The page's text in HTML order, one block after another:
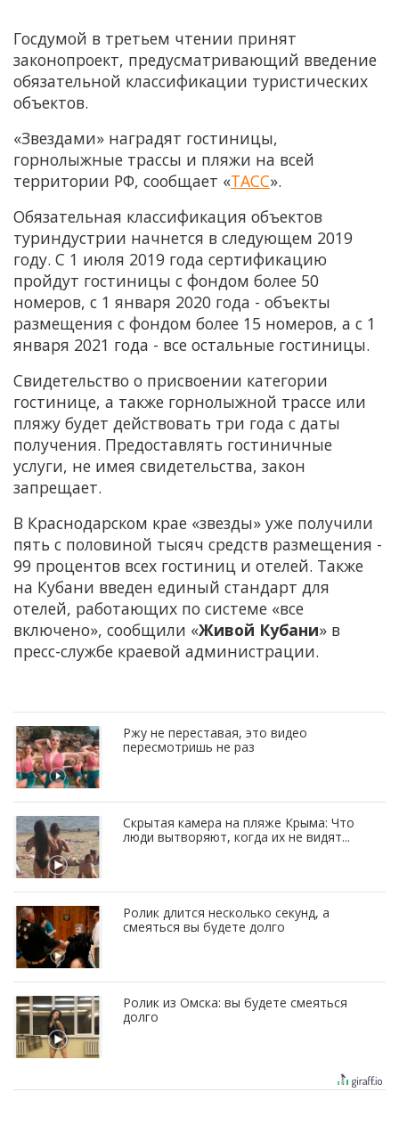
Госдумой в третьем чтении принят
законопроект, предусматривающий введение
обязательной классификации туристических
объектов.
«Звездами» наградят гостиницы,
горнолыжные трассы и пляжи на всей
территории РФ, сообщает «ТАСС».
Обязательная классификация объектов
туриндустрии начнется в следующем 2019
году. С 1 июля 2019 года сертификацию
пройдут гостиницы с фондом более 50
номеров, с 1 января 2020 года - объекты
размещения с фондом более 15 номеров, а с 1
января 2021 года - все остальные гостиницы.
Свидетельство о присвоении категории
гостинице, а также горнолыжной трассе или
пляжу будет действовать три года с даты
получения. Предоставлять гостиничные
услуги, не имея свидетельства, закон
запрещает.
В Краснодарском крае «звезды» уже получили
пять с половиной тысяч средств размещения -
99 процентов всех гостиниц и отелей. Также
на Кубани введен единый стандарт для
отелей, работающих по системе «все
включено», сообщили «Живой Кубани» в
пресс-службе краевой администрации.
Ржу не переставая, это видео
пересмотришь не раз
Скрытая камера на пляже Крыма: Что
люди вытворяют, когда их не видят...
Ролик длится несколько секунд, а
смеяться вы будете долго
Ролик из Омска: вы будете смеяться
долго